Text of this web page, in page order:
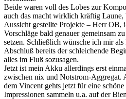
Beide waren voll des Lobes zur
auch das macht wirklich kräftig Laune,
Aussicht gestellte Projekte – Herr OB,
Vorschläge bald genauer gemeinsam
setzen. Schließlich wünsche ich mir
Abschluß bereits der schleichende
alles im Fluß sozusagen.
Jetzt ist mein Akku allerdings erst
zwischen nix und Notstrom-Aggregat.
dem Vincent gehts jetzt für eine
Impressionen sammeln u.a. auf der